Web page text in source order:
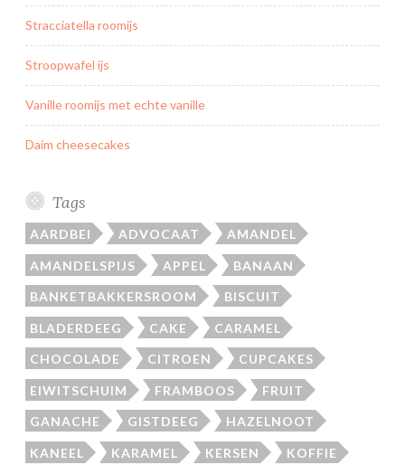
Stracciatella roomijs
Stroopwafel ijs
Vanille roomijs met echte vanille
Daim cheesecakes
Tags
AARDBEI ADVOCAAT AMANDEL
AMANDELSPIJS APPEL BANAAN
BANKETBAKKERSROOM BISCUIT
BLADERDEEG CAKE CARAMEL
CHOCOLADE CITROEN CUPCAKES
EIWITSCHUIM FRAMBOOS FRUIT
GANACHE GISTDEEG HAZELNOOT
KANEEL KARAMEL KERSEN KOFFIE